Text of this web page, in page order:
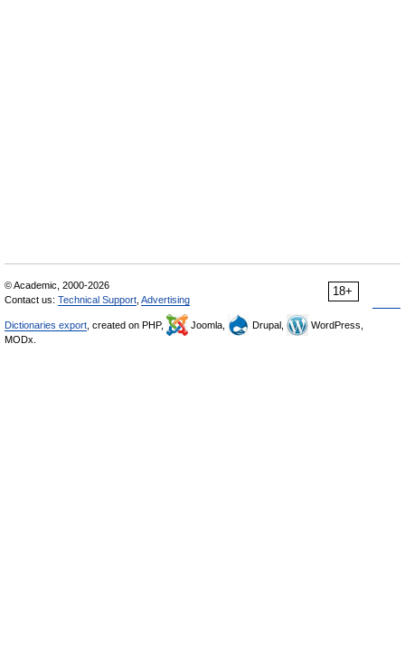
18+
© Academic, 2000-2026
Contact us: Technical Support Advertising
Dictionaries export , created on PHP, Joomla, Drupal,
WordPress,
MODx.